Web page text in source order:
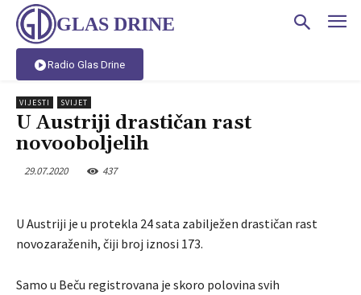
GLAS DRINE
Radio Glas Drine
VIJESTI SVIJET
U Austriji drastičan rast
novooboljelih
29.07.2020 437
U Austriji je u protekla 24 sata zabilježen drastičan rast
novozaraženih, čiji broj iznosi 173.
Samo u Beču registrovana je skoro polovina svih